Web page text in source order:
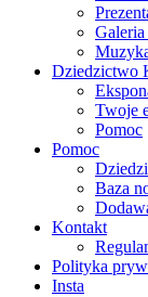
Dziedzictwo
Twoje
Pomoc
Pomoc
Baza
Kontakt
Polityka
Insta